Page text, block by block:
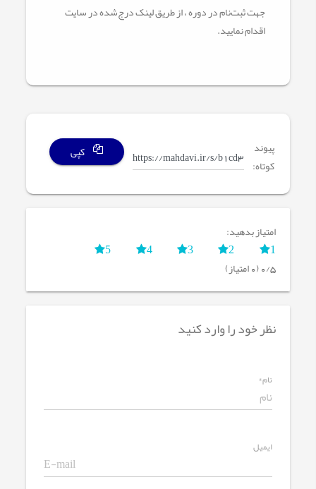
جهت ثبت‌نام در دوره ، از طریق لینک‌ درج‌شده در سایت
اقدام نمایید.
پیوند
کوتاه:
کپی
امتیاز بدهید:
1
2
3
4
5
0/5 (0 امتیاز)
نظر خود را وارد کنید
نام*
ایمیل